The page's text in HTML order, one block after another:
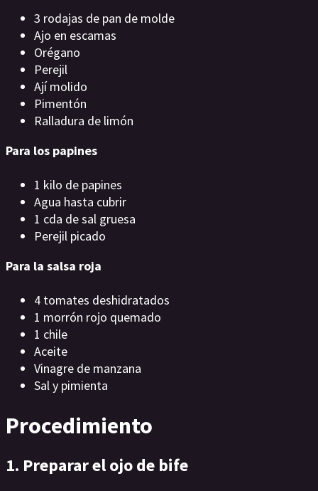
3 rodajas de pan de molde
Ajo en escamas
Orégano
Perejil
Ají molido
Pimentón
Ralladura de limón
Para los papines
1 kilo de papines
Agua hasta cubrir
1 cda de sal gruesa
Perejil picado
Para la salsa roja
4 tomates deshidratados
1 morrón rojo quemado
1 chile
Aceite
Vinagre de manzana
Sal y pimienta
Procedimiento
1. Preparar el ojo de bife